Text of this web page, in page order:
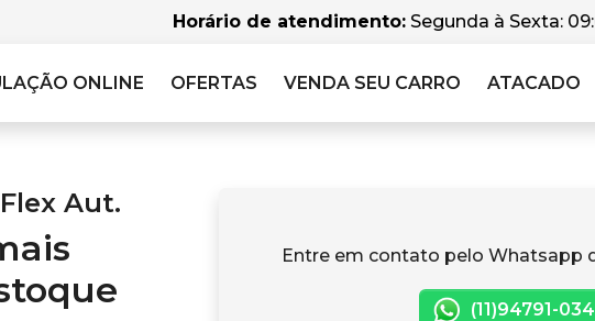
Horário de atendimento: Segunda à Sexta:
ONLINE OFERTAS VENDA SEU CARRO ATACADO
Aut.
Entre em contato pelo Whatsapp
(11)94791-